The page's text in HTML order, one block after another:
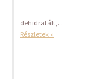
dehidratált,...
Részletek »